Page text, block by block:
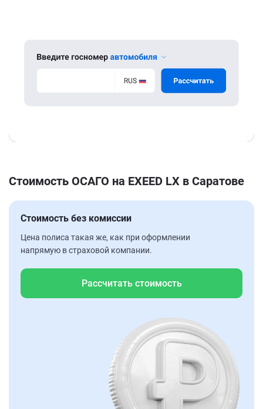
Стоимость ОСАГО на EXEED LX в Саратове
Стоимость без комиссии
Цена полиса такая же, как при оформлении
напрямую в страховой компании.
Рассчитать стоимость